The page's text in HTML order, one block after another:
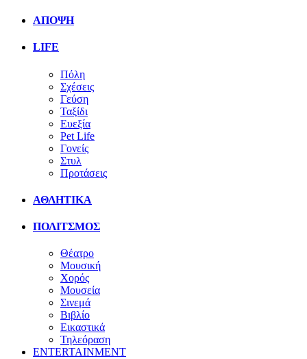
ΑΠΟΨΗ
LIFE
Πόλη
Σχέσεις
Γεύση
Ταξίδι
Ευεξία
Pet Life
Γονείς
Στυλ
Προτάσεις
ΑΘΛΗΤΙΚΑ
ΠΟΛΙΤΣΜΟΣ
Θέατρο
Μουσική
Χορός
Μουσεία
Σινεμά
Βιβλίο
Εικαστικά
Τηλεόραση
ENTERTAINMENT